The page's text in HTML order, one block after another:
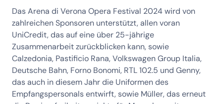
Das Arena di Verona Opera Festival 2024 wird von
zahlreichen Sponsoren unterstützt, allen voran
UniCredit, das auf eine über 25-jährige
Zusammenarbeit zurückblicken kann, sowie
Calzedonia, Pastificio Rana, Volkswagen Group Italia,
Deutsche Bahn, Forno Bonomi, RTL 102.5 und Genny,
das auch in diesem Jahr die Uniformen des
Empfangspersonals entwirft, sowie Müller, das erneut